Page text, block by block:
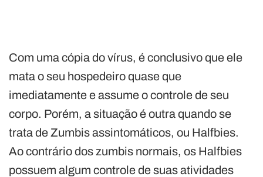
Com uma cópia do vírus, é conclusivo que ele
mata o seu hospedeiro quase que
imediatamente e assume o controle de seu
corpo. Porém, a situação é outra quando se
trata de Zumbis assintomáticos, ou Halfbies.
Ao contrário dos zumbis normais, os Halfbies
possuem algum controle de suas atividades